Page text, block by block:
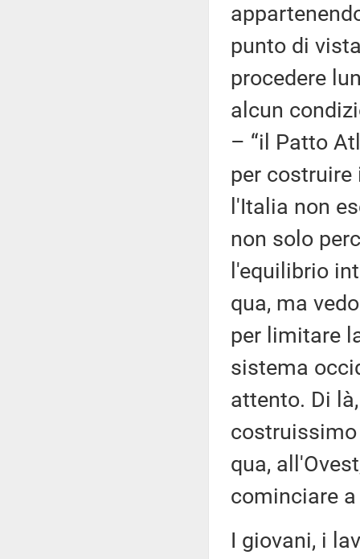
punto di
procedere
alcun
– “il Patto
per costruire
l'Italia non
non solo
l'equilibrio
qua, ma
per limitare
sistema
attento. Di
qua,
cominciare
I giovani, i